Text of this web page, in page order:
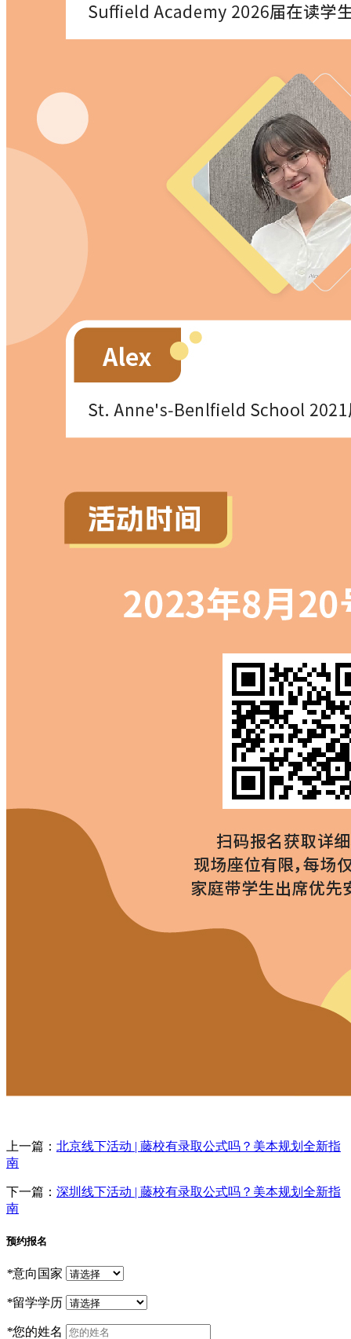
上一篇： 北京线下活动 | 藤校有录取公式吗？美本规划全新指
南
下一篇： 深圳线下活动 | 藤校有录取公式吗？美本规划全新指
南
预约报名
*意向国家
*留学学历
*您的姓名